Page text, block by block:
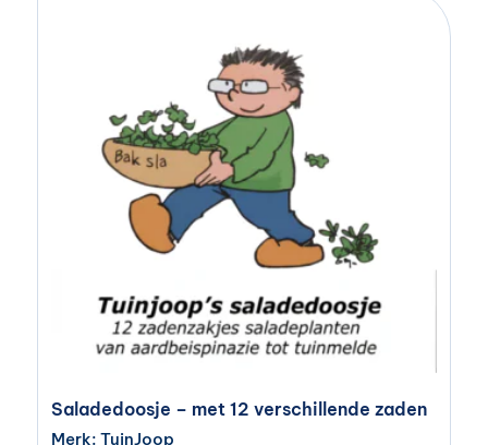
Saladedoosje – met 12 verschillende zaden
Merk: TuinJoop